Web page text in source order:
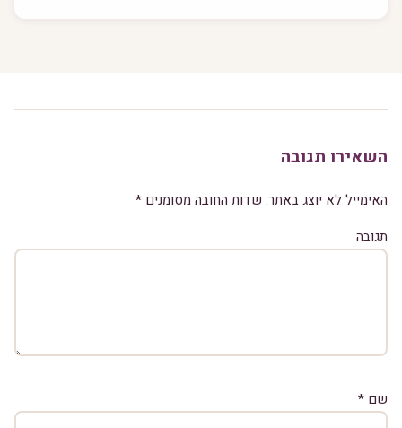
השאירו תגובה
האימייל לא יוצג באתר. שדות החובה מסומנים *
תגובה
שם *